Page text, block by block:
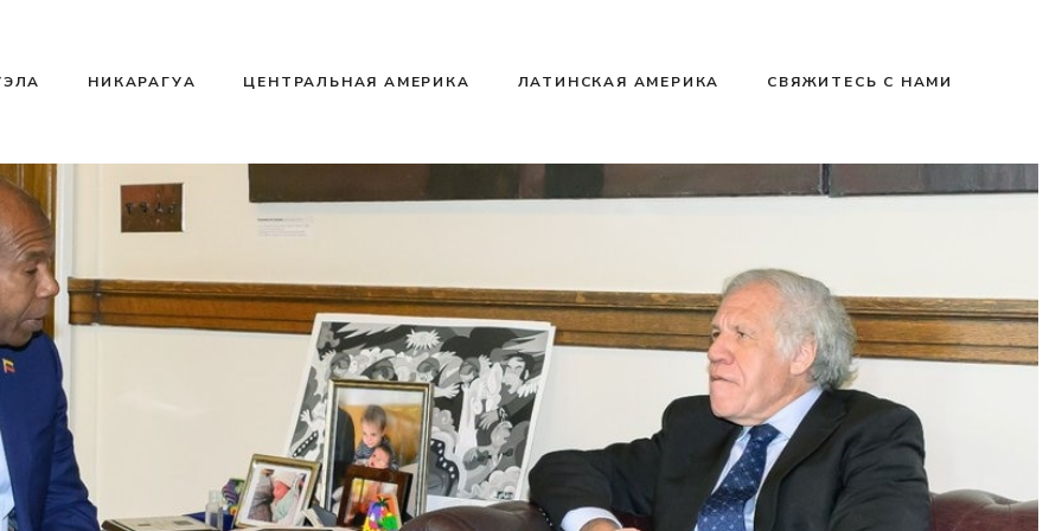
НИКАРАГУА ЦЕНТРАЛЬНАЯ АМЕРИКА ЛАТИНСКАЯ АМЕРИКА СВЯЖИТЕСЬ С НАМИ